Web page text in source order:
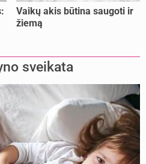
Vaikų akis būtina saugoti ir
žiemą
sveikata